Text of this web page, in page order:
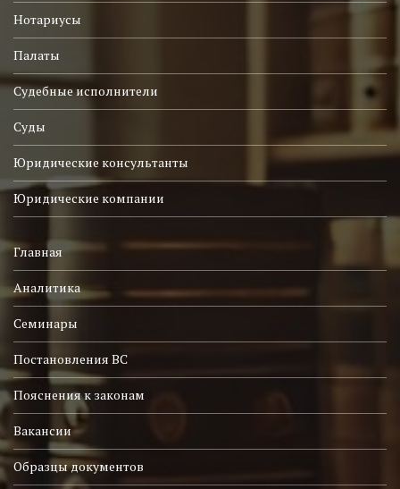
Нотариусы
Палаты
Судебные исполнители
Суды
Юридические консультанты
Юридические компании
Главная
Аналитика
Семинары
Постановления ВС
Пояснения к законам
Вакансии
Образцы документов